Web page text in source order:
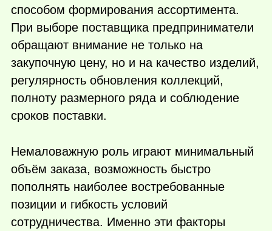
способом формирования ассортимента.
При выборе поставщика предприниматели
обращают внимание не только на
закупочную цену, но и на качество изделий,
регулярность обновления коллекций,
полноту размерного ряда и соблюдение
сроков поставки.
Немаловажную роль играют минимальный
объём заказа, возможность быстро
пополнять наиболее востребованные
позиции и гибкость условий
сотрудничества. Именно эти факторы